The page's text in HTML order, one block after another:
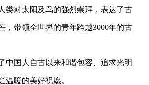
类对太阳及鸟的强烈崇拜，表达了古
，带领全世界的青年跨越3000年的古
中国人自古以来和谐包容、追求光明
温暖的美好祝愿。